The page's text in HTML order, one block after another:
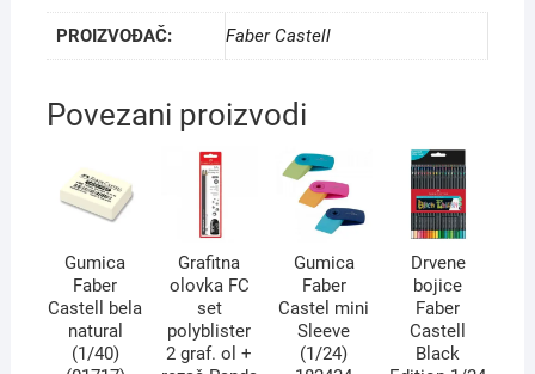
PROIZVOĐAČ: Faber Castell
Povezani proizvodi
Gumica
Faber
Castell bela
natural
(1/40)
Grafitna
olovka FC
set
polyblister
2 graf. ol +
Gumica
Faber
Castel mini
Sleeve
(1/24)
Drvene
bojice
Faber
Castell
Black